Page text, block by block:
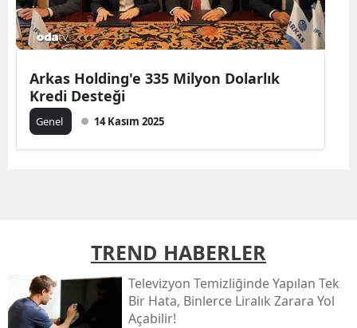
Arkas Holding'e 335 Milyon Dolarlık
Kredi Desteği
Genel 14 Kasım 2025
TREND HABERLER
Televizyon Temizliğinde Yapılan Tek
Bir Hata, Binlerce Liralık Zarara Yol
Açabilir!